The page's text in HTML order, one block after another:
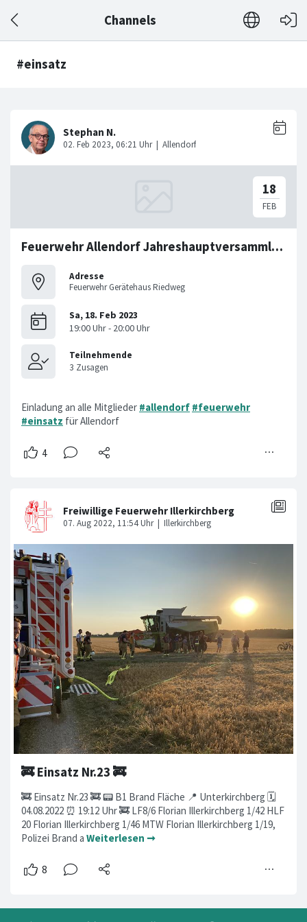
Channels
#einsatz
Feuerwehr Allendorf Jahreshauptversammlung
Adresse
Feuerwehr Gerätehaus Riedweg
Einladung an alle Mitglieder #allendorf #feuerwehr
#einsatz für Allendorf
🚒 Einsatz Nr.23 🚒
🚒 Einsatz Nr.23 🚒 📟 B1 Brand Fläche 📍 Unterkirchberg 🗓
04.08.2022 ⏰️ 19:12 Uhr 🚒 LF8/6 Florian Illerkirchberg 1/42 HLF
20 Florian Illerkirchberg 1/46 MTW Florian Illerkirchberg 1/19,
Polizei Brand a Weiterlesen ➞